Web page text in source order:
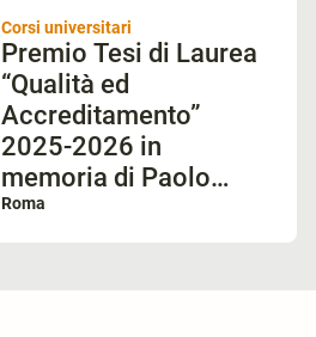
Corsi universitari
Premio Tesi di Laurea
“Qualità ed
Accreditamento”
2025-2026 in
memoria di Paolo
Bianco
Roma